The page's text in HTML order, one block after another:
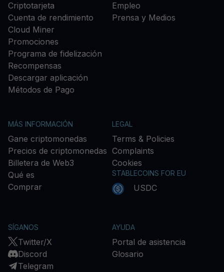
Criptotarjeta
Cuenta de rendimiento
Cloud Miner
Promociones
Programa de fidelización
Recompensas
Descargar aplicación
Métodos de Pago
Empleo
Prensa y Medios
MÁS INFORMACIÓN
Gane criptomonedas
Precios de criptomonedas
Billetera de Web3
Qué es
Comprar
LEGAL
Terms & Policies
Complaints
Cookies
STABLECOINS FOR EU
USDC
SÍGANOS
Twitter/X
Discord
Telegram
AYUDA
Portal de asistencia
Glosario